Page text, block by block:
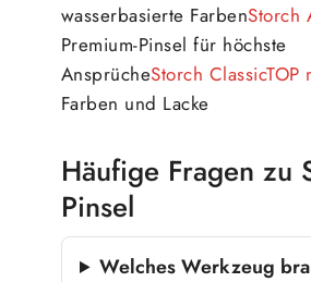
wasserbasierte FarbenStorch
Premium-Pinsel für höchste
AnsprücheStorch ClassicTOP
Farben und Lacke
Häufige Fragen zu
Pinsel
Welches Werkzeug